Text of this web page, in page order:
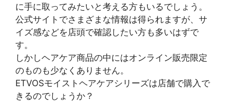
に手に取ってみたいと考える方もいるでしょう。
公式サイトでさまざまな情報は得られますが、サ
イズ感などを店頭で確認したい方も多いはずで
す。
しかしヘアケア商品の中にはオンライン販売限定
のものも少なくありません。
ETVOSモイストヘアケアシリーズは店舗で購入で
きるのでしょうか？